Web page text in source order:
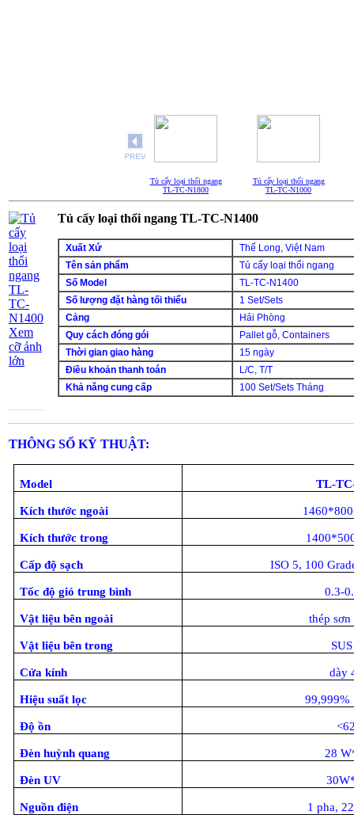
Tủ cấy loại thổi ngang
TL-TC-N1800
Tủ cấy loại thổi ngang
TL-TC-N1000
Xem
cỡ ảnh
lớn
Tủ cấy loại thổi ngang TL-TC-N1400
Xuất Xứ
Thế Long, Việt Nam
Tên sản phẩm
Tủ cấy loại thổi ngang
Số Model
TL-TC-N1400
Số lượng đặt hàng tối thiểu
1 Set/Sets
Cảng
Hải Phòng
Quy cách đóng gói
Pallet gỗ, Containers
Thời gian giao hàng
15 ngày
Điều khoản thanh toán
L/C, T/T
Khả năng cung cấp
100 Set/Sets Tháng
THÔNG SỐ KỸ THUẬT:
Model TL-
Kích thước ngoài
Kích thước trong
Cấp độ sạch ISO 5, 100
Tốc độ gió trung bình 0.3-
Vật liệu bên ngoài thép
Vật liệu bên trong
Cửa kính dày
Hiệu suất lọc
Độ ồn
Đèn huỳnh quang 28
Đèn UV
Nguồn điện 1 pha,